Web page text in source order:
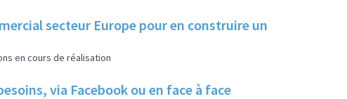
secteur Europe pour en construire un
en cours de réalisation
via Facebook ou en face à face